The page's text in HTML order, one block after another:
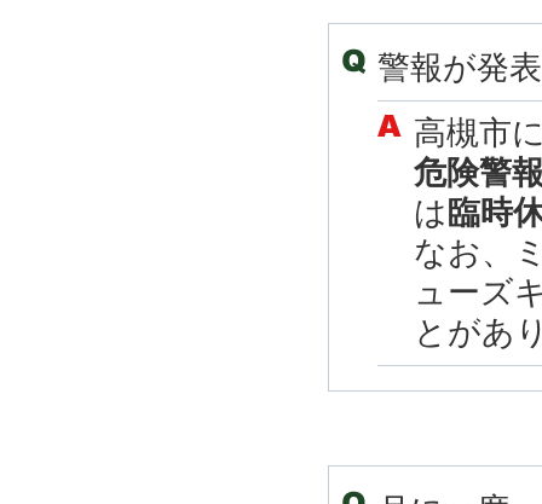
警報が発
高槻市
危険警
は 臨時
なお、
ューズ
とがあ